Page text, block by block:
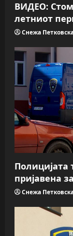
ВИДЕО:
летниот
Снежа
Полицијата
пријавена
Снежа